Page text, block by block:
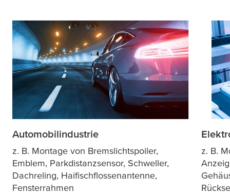
Automobilindustrie
z. B. Montage von Bremslichtspoiler,
Emblem, Parkdistanzsensor, Schweller,
Dachreling, Haifischflossenantenne,
Fensterrahmen
z. B.